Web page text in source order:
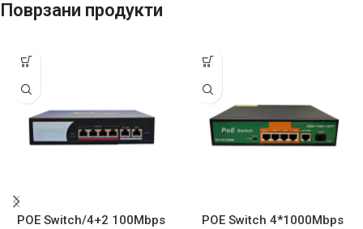
Поврзани продукти
POE Switch/4+2 100Mbps
POE Switch 4*1000Mbps